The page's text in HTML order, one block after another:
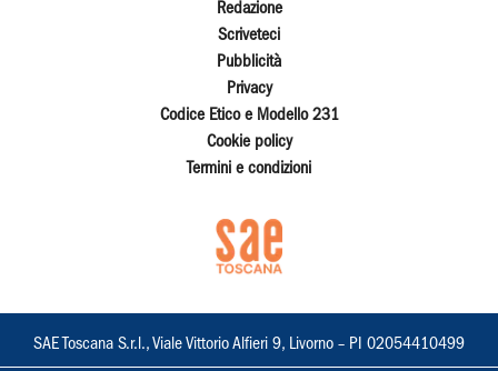
Redazione
Scriveteci
Pubblicità
Privacy
Codice Etico e Modello 231
Cookie policy
Termini e condizioni
SAE Toscana S.r.l., Viale Vittorio Alfieri 9, Livorno – PI 02054410499